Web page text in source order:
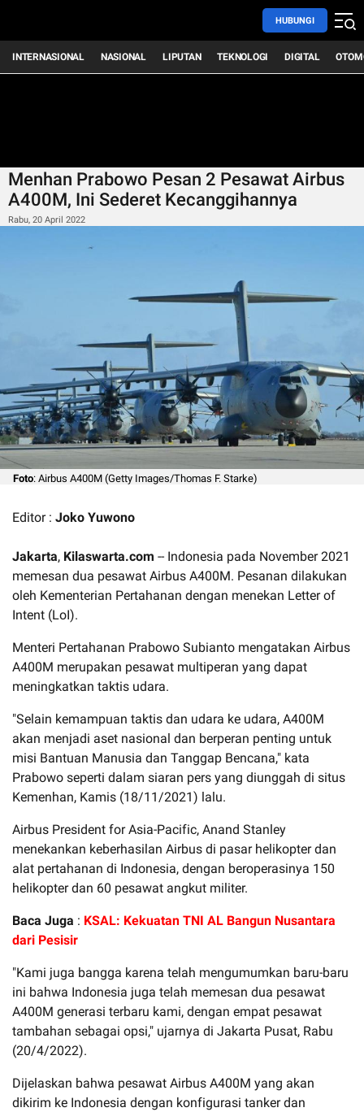
HUBUNGI
INTERNASIONAL NASIONAL LIPUTAN TEKNOLOGI DIGITAL
Menhan Prabowo Pesan 2 Pesawat Airbus
A400M, Ini Sederet Kecanggihannya
Rabu, 20 April 2022
Foto: Airbus A400M (Getty Images/Thomas F. Starke)
Editor : Joko Yuwono
Jakarta, Kilaswarta.com -- Indonesia pada November 2021
memesan dua pesawat Airbus A400M. Pesanan dilakukan
oleh Kementerian Pertahanan dengan menekan Letter of
Intent (LoI).
Menteri Pertahanan Prabowo Subianto mengatakan Airbus
A400M merupakan pesawat multiperan yang dapat
meningkatkan taktis udara.
"Selain kemampuan taktis dan udara ke udara, A400M
akan menjadi aset nasional dan berperan penting untuk
misi Bantuan Manusia dan Tanggap Bencana," kata
Prabowo seperti dalam siaran pers yang diunggah di situs
Kemenhan, Kamis (18/11/2021) lalu.
Airbus President for Asia-Pacific, Anand Stanley
menekankan keberhasilan Airbus di pasar helikopter dan
alat pertahanan di Indonesia, dengan beroperasinya 150
helikopter dan 60 pesawat angkut militer.
Baca Juga : KSAL: Kekuatan TNI AL Bangun Nusantara
dari Pesisir
"Kami juga bangga karena telah mengumumkan baru-baru
ini bahwa Indonesia juga telah memesan dua pesawat
A400M generasi terbaru kami, dengan empat pesawat
tambahan sebagai opsi," ujarnya di Jakarta Pusat, Rabu
(20/4/2022).
Dijelaskan bahwa pesawat Airbus A400M yang akan
dikirim ke Indonesia dengan konfigurasi tanker dan